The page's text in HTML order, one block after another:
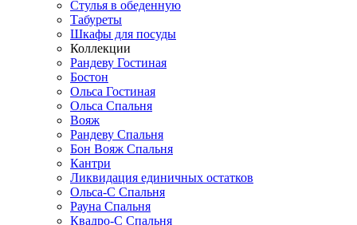
Стулья в обеденную
Табуреты
Шкафы для посуды
Коллекции
Рандеву Гостиная
Бостон
Ольса Гостиная
Ольса Спальня
Вояж
Рандеву Спальня
Бон Вояж Спальня
Кантри
Ликвидация единичных остатков
Ольса-С Спальня
Рауна Спальня
Квадро-С Спальня